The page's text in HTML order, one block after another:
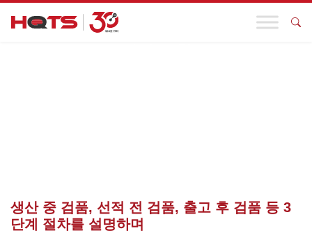
생산 중 검품, 선적 전 검품, 출고 후 검품 등 3
단계 절차를 설명하며